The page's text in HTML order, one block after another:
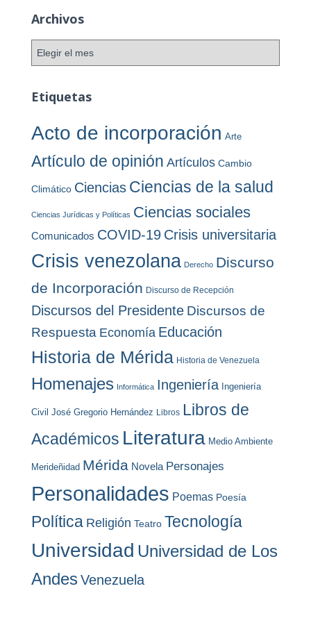
e
a
Archivos
h
o
s
Etiquetas
Acto de incorporación Arte
Artículo de opinión Artículos Cambio
Climático Ciencias Ciencias de la salud
Ciencias Jurídicas y Políticas Ciencias sociales
Comunicados COVID-19 Crisis universitaria
Crisis venezolana Derecho Discurso
de Incorporación Discurso de Recepción
Discursos del Presidente Discursos de
Respuesta Economía Educación
Historia de Mérida Historia de Venezuela
Homenajes Informática Ingeniería Ingeniería
Civil José Gregorio Hernández Libros Libros de
Académicos Literatura Medio Ambiente
Merideñidad Mérida Novela Personajes
Personalidades Poemas Poesía
Política Religión Teatro Tecnología
Universidad Universidad de Los
AndesVenezuela